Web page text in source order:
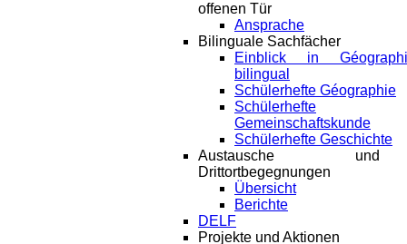
offenen Tür
Ansprache
Bilinguale Sachfächer
Einblick in
bilingual
Schülerhefte Géographie
Schülerhefte
Gemeinschaftskunde
Schülerhefte Geschichte
Austausche und
Drittortbegegnungen
Übersicht
Berichte
DELF
Projekte und Aktionen